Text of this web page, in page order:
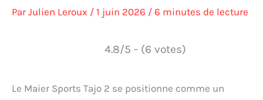
ParJulien Leroux / 1 juin 2026 / 6 minutes de lecture
4.8/5 - (6 votes)
Le Maier Sports Tajo 2 se positionne comme un